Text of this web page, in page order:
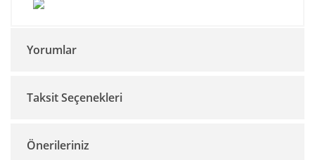
Yorumlar
Bu ürüne ilk yorumu siz yapın!
Taksit Seçenekleri
Önerileriniz